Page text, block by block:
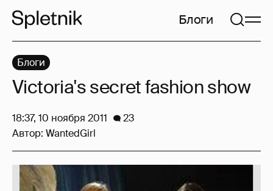
Блоги
Блоги
Victoria's secret fashion show
18:37, 10 ноября 2011
23
Автор: WantedGirl